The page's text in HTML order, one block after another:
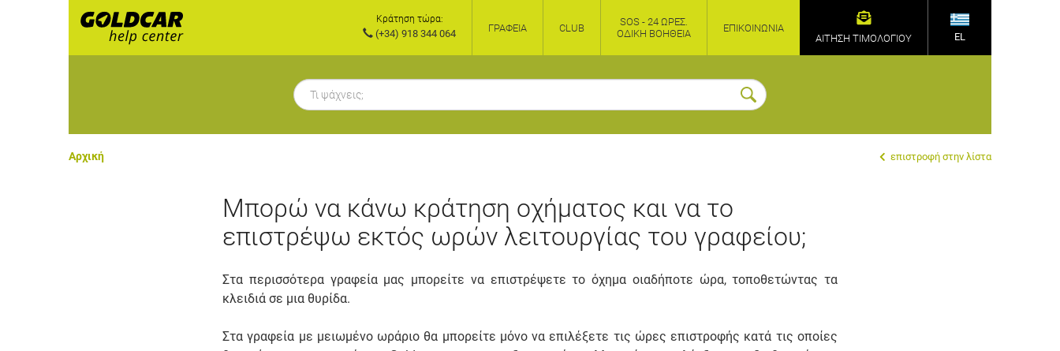
Κράτηση τώρα:
(+34) 918 344 064 ΓΡΑΦΕΊΑ CLUB
SOS - 24 ΏΡΕΣ.
ΟΔΙΚΉ ΒΟΉΘΕΙΑ
ΕΠΙΚΟΙΝΩΝΊΑ
ΑΙΤΗΣΗ ΤΙΜΟΛΟΓΙΟΥ
EL
Αρχική επιστροφή στην λίστα
Μπορώ να κάνω κράτηση οχήματος και να το
επιστρέψω εκτός ωρών λειτουργίας του γραφείου;
Στα περισσότερα γραφεία μας μπορείτε να επιστρέψετε το όχημα οιαδήποτε ώρα, τοποθετώντας τα
κλειδιά σε μια θυρίδα.
Στα γραφεία με μειωμένο ωράριο θα μπορείτε μόνο να επιλέξετε τις ώρες επιστροφής κατά τις οποίες